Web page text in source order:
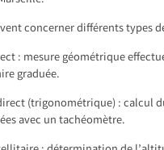
concerner différents types
: mesure géométrique
graduée.
(trigonométrique) : calcul
avec un tachéomètre.